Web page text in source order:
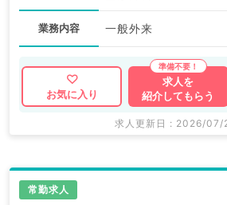
業務内容 一般外来
お気に入り
求人を
紹介してもらう
求人更新日 : 2026/07/
常勤求人